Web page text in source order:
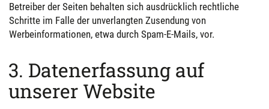
Betreiber der Seiten behalten sich ausdrücklich rechtliche
Schritte im Falle der unverlangten Zusendung von
Werbeinformationen, etwa durch Spam-E-Mails, vor.
3. Datenerfassung auf
unserer Website